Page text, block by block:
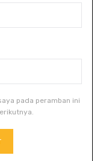
pada peramban ini